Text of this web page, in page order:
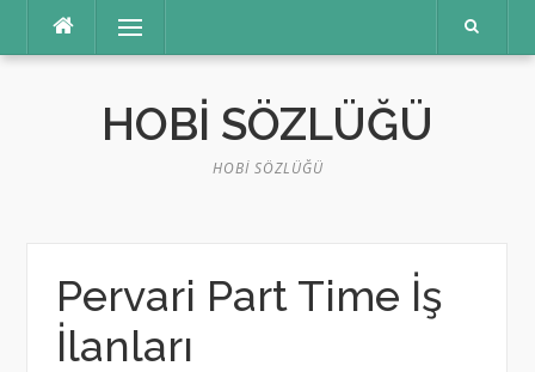
Menü
HOBI SÖZLÜĞÜ
HOBI SÖZLÜĞÜ
Pervari Part Time İş
İlanları